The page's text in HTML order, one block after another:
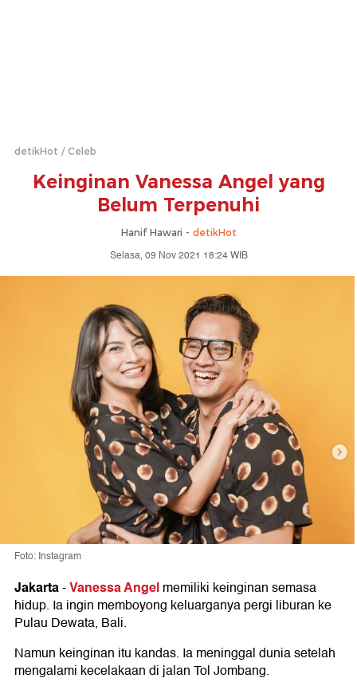
detikHot Celeb
Keinginan Vanessa Angel yang
Belum Terpenuhi
Hanif Hawari - detikHot
Selasa, 09 Nov 2021 18:24 WIB
Foto: Instagram
Jakarta-Vanessa Angelmemiliki keinginan semasa
hidup. Ia ingin memboyong keluarganya pergi liburan ke
Pulau Dewata, Bali.
Namun keinginan itu kandas. Ia meninggal dunia setelah
mengalami kecelakaan di jalan Tol Jombang.